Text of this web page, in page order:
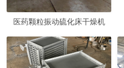
医药颗粒振动硫化床干燥机